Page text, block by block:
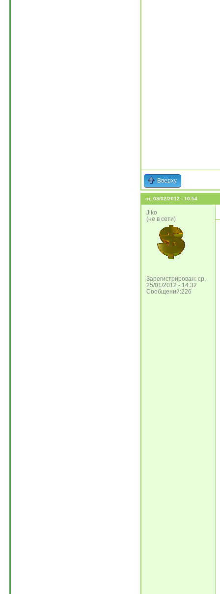
Вверху
пт, 03/02/2012 - 10:54
Jiko
(не в сети)
Зарегистрирован: ср,
25/01/2012 - 14:32
Сообщений:226